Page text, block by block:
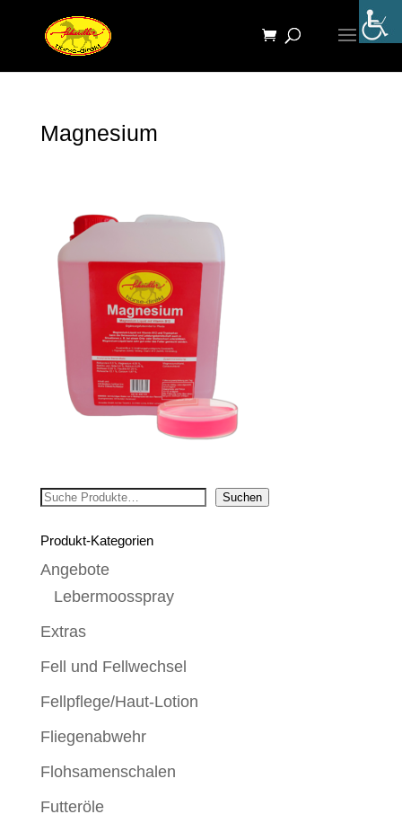
Magnesium
Suchen Suchen
Produkt-Kategorien
Angebote
Lebermoosspray
Extras
Fell und Fellwechsel
Fellpflege/Haut-Lotion
Fliegenabwehr
Flohsamenschalen
Futteröle